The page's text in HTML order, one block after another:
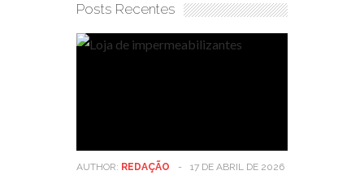
Posts Recentes
AUTHOR: REDAÇÃO - 17 DE ABRIL DE 2026